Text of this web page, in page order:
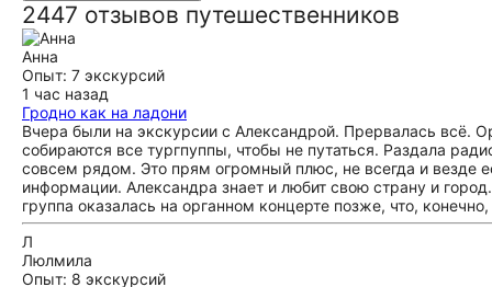
2447 отзывов путешественников
Анна
Опыт: 7 экскурсий
1 час назад
Гродно как на ладони
Вчера были на экскурсии с Александрой. Прервалась всё.
собираются все тургпуппы, чтобы не путаться. Раздала
совсем рядом. Это прям огромный плюс, не всегда и везде
информации. Александра знает и любит свою страну и
группа оказалась на органном концерте позже, что,
Л
Люлмила
Опыт: 8 экскурсий